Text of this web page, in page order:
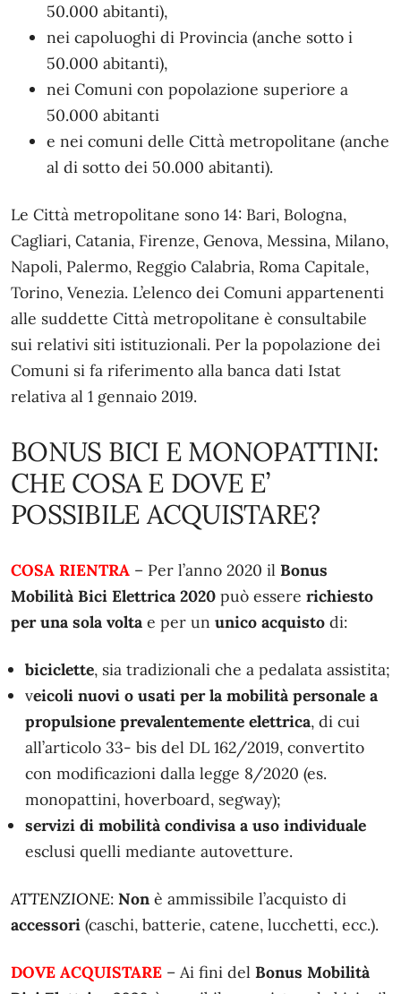
50.000 abitanti),
nei capoluoghi di Provincia (anche sotto i
50.000 abitanti),
nei Comuni con popolazione superiore a
50.000 abitanti
e nei comuni delle Città metropolitane (anche
al di sotto dei 50.000 abitanti).
Le Città metropolitane sono 14: Bari, Bologna,
Cagliari, Catania, Firenze, Genova, Messina, Milano,
Napoli, Palermo, Reggio Calabria, Roma Capitale,
Torino, Venezia. L’elenco dei Comuni appartenenti
alle suddette Città metropolitane è consultabile
sui relativi siti istituzionali. Per la popolazione dei
Comuni si fa riferimento alla banca dati Istat
relativa al 1 gennaio 2019.
BONUS BICI E MONOPATTINI:
CHE COSA E DOVE E’
POSSIBILE ACQUISTARE?
COSA RIENTRA – Per l’anno 2020 il Bonus
Mobilità Bici Elettrica 2020 può essere richiesto
per una sola volta e per un unico acquisto di:
biciclette, sia tradizionali che a pedalata assistita;
veicoli nuovi o usati per la mobilità personale a
propulsione prevalentemente elettrica, di cui
all’articolo 33- bis del DL 162/2019, convertito
con modificazioni dalla legge 8/2020 (es.
monopattini, hoverboard, segway);
servizi di mobilità condivisa a uso individuale
esclusi quelli mediante autovetture.
ATTENZIONE: Non è ammissibile l’acquisto di
accessori (caschi, batterie, catene, lucchetti, ecc.).
DOVE ACQUISTARE – Ai fini del Bonus Mobilità